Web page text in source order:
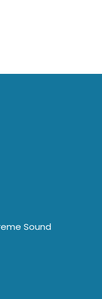
Sound